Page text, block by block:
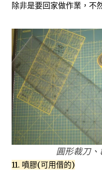
除非是要回家做作業，不
圓形裁刀
11. 噴膠(可用借的)